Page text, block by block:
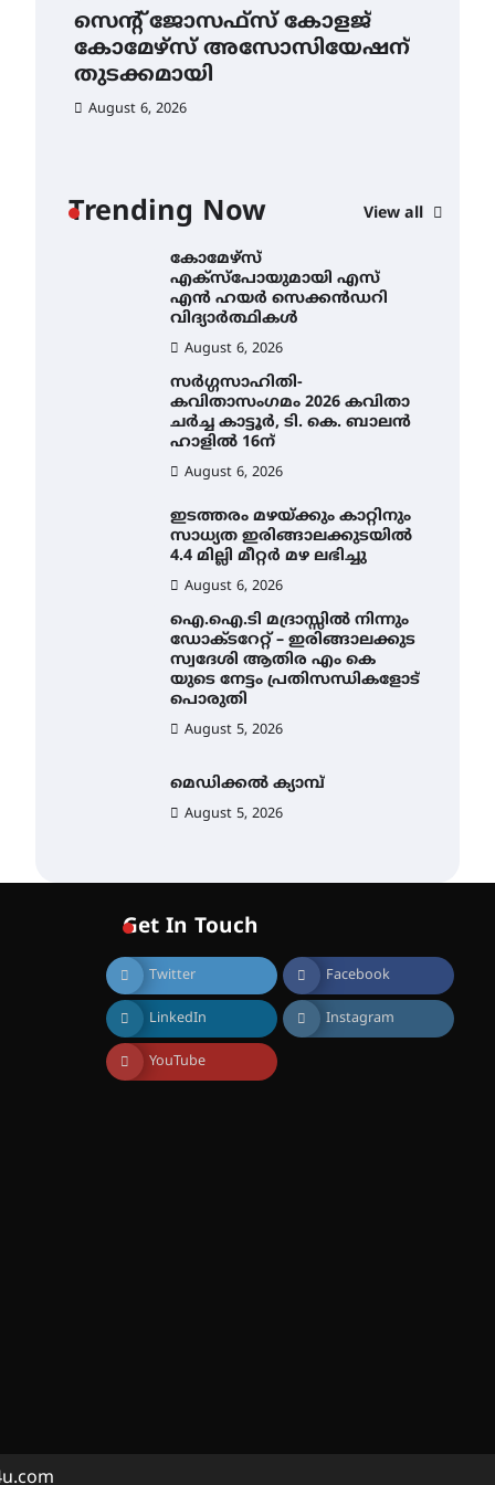
സെന്റ് ജോസഫ്സ് കോളജ്
കോമേഴ്‌സ് അസോസിയേഷന്
തുടക്കമായി
August 6, 2026
Trending Now View all
മെഡിക്കൽ ക്യാമ്പ്
August 5, 2026
August 6, 2026
കോമേഴ്സ്
എക്സ്പോയുമായി എസ്
എൻ ഹയർ സെക്കൻഡറി
വിദ്യാർത്ഥികൾ
August 6, 2026
സർഗ്ഗസാഹിതി-
കവിതാസംഗമം 2026 കവിതാ
ചർച്ച കാട്ടൂർ, ടി. കെ. ബാലൻ
ഹാളിൽ 16ന്
August 6, 2026
ഇടത്തരം മഴയ്ക്കും കാറ്റിനും
സാധ്യത ഇരിങ്ങാലക്കുടയിൽ
4.4 മില്ലി മീറ്റർ മഴ ലഭിച്ചു
August 6, 2026
ഐ.ഐ.ടി മദ്രാസ്സിൽ നിന്നും
ഡോക്ടറേറ്റ് – ഇരിങ്ങാലക്കുട
സ്വദേശി ആതിര എം കെ
യുടെ നേട്ടം പ്രതിസന്ധികളോട്
പൊരുതി
August 5, 2026
മെഡിക്കൽ ക്യാമ്പ്
August 5, 2026
അസോസിയേഷന്
തുടക്കമായി
August 6, 2026
കോമേഴ്സ്
എക്സ്പോയുമായി എസ്
എൻ ഹയർ സെക്കൻഡറി
വിദ്യാർത്ഥികൾ
Get In Touch
Twitter Facebook
LinkedIn Instagram
YouTube